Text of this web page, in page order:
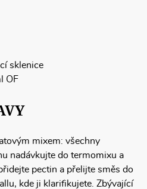
sklenice
OF
mixem: všechny
nadávkujte do termomixu a
pectin a přelijte směs do
kde ji klarifikujete. Zbývající